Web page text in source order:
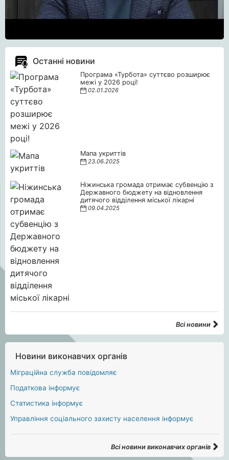
Останні новини
Програма «Турбота» суттєво розширює
межі у 2026 році!
02.01.2026
Мапа укриттів
23.06.2025
Ніжинська громада отримає субвенцію з
Державного бюджету на відновлення
дитячого відділення міської лікарні
09.04.2025
Всі новини
Новини виконавчих органів
Міграційна служба повідомляє
Податкова інформує
Статистика інформує
Управління соціального захисту населення інформує
Всі новини виконавчих органів